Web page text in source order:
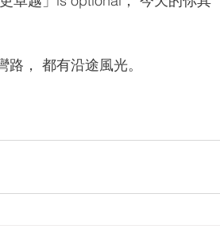
， 都有沿途風光。